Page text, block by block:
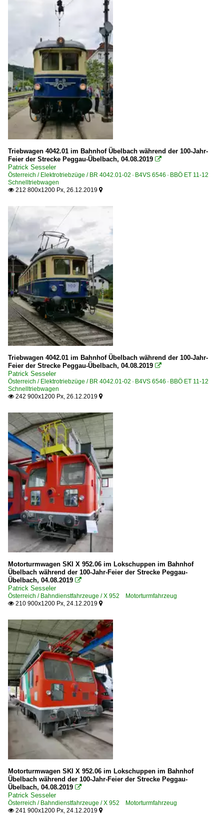
Triebwagen 4042.01 im Bahnhof Übelbach während der 100-Jahr-
Feier der Strecke Peggau-Übelbach, 04.08.2019 
Patrick Sesseler
Österreich / Elektrotriebzüge / BR 4042.01-02 · B4VS 6546 · BBÖ ET 11-12
Schnelltriebwagen
 212 800x1200 Px, 26.12.2019 
Triebwagen 4042.01 im Bahnhof Übelbach während der 100-Jahr-
Feier der Strecke Peggau-Übelbach, 04.08.2019 
Patrick Sesseler
Österreich / Elektrotriebzüge / BR 4042.01-02 · B4VS 6546 · BBÖ ET 11-12
Schnelltriebwagen
 242 900x1200 Px, 26.12.2019 
Motorturmwagen SKI X 952.06 im Lokschuppen im Bahnhof
Übelbach während der 100-Jahr-Feier der Strecke Peggau-
Übelbach, 04.08.2019 
Patrick Sesseler
Österreich / Bahndienstfahrzeuge / X 952 Motorturmfahrzeug
 210 900x1200 Px, 24.12.2019 
Motorturmwagen SKI X 952.06 im Lokschuppen im Bahnhof
Übelbach während der 100-Jahr-Feier der Strecke Peggau-
Übelbach, 04.08.2019 
Patrick Sesseler
Österreich / Bahndienstfahrzeuge / X 952 Motorturmfahrzeug
 241 900x1200 Px, 24.12.2019 